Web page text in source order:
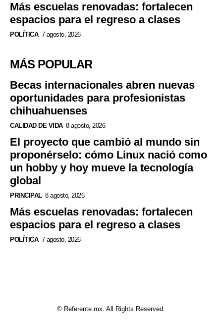
Más escuelas renovadas: fortalecen
espacios para el regreso a clases
POLÍTICA 7 agosto, 2026
MÁS POPULAR
Becas internacionales abren nuevas
oportunidades para profesionistas
chihuahuenses
CALIDAD DE VIDA 8 agosto, 2026
El proyecto que cambió al mundo sin
proponérselo: cómo Linux nació como
un hobby y hoy mueve la tecnología
global
PRINCIPAL 8 agosto, 2026
Más escuelas renovadas: fortalecen
espacios para el regreso a clases
POLÍTICA 7 agosto, 2026
© Referente.mx. All Rights Reserved.